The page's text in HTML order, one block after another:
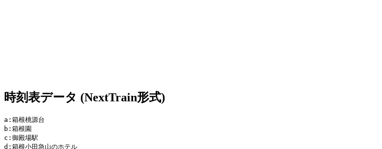
時刻表データ (NextTrain形式)
a:箱根桃源台
b:箱根園
c:御殿場駅
d:箱根小田急山のホテル